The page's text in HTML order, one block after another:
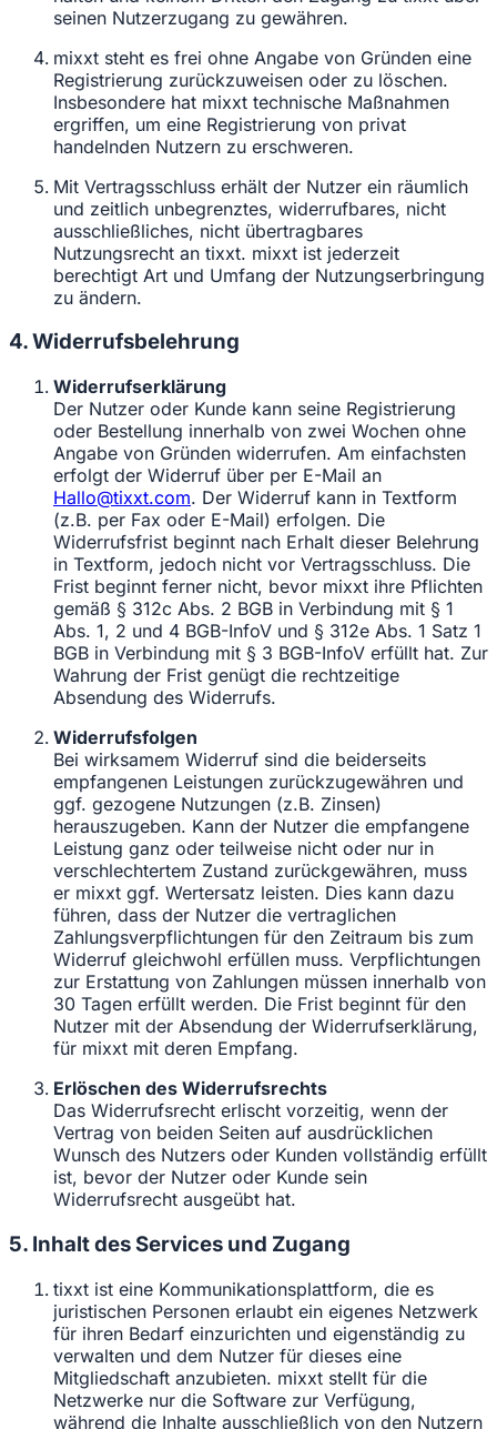
seinen Nutzerzugang zu gewähren.
mixxt steht es frei ohne Angabe von Gründen eine
Registrierung zurückzuweisen oder zu löschen.
Insbesondere hat mixxt technische Maßnahmen
ergriffen, um eine Registrierung von privat
handelnden Nutzern zu erschweren.
Mit Vertragsschluss erhält der Nutzer ein räumlich
und zeitlich unbegrenztes, widerrufbares, nicht
ausschließliches, nicht übertragbares
Nutzungsrecht an tixxt. mixxt ist jederzeit
berechtigt Art und Umfang der Nutzungserbringung
zu ändern.
4. Widerrufsbelehrung
Widerrufserklärung
Der Nutzer oder Kunde kann seine Registrierung
oder Bestellung innerhalb von zwei Wochen ohne
Angabe von Gründen widerrufen. Am einfachsten
erfolgt der Widerruf über per E-Mail an
Hallo@tixxt.com. Der Widerruf kann in Textform
(z.B. per Fax oder E-Mail) erfolgen. Die
Widerrufsfrist beginnt nach Erhalt dieser Belehrung
in Textform, jedoch nicht vor Vertragsschluss. Die
Frist beginnt ferner nicht, bevor mixxt ihre Pflichten
gemäß § 312c Abs. 2 BGB in Verbindung mit § 1
Abs. 1, 2 und 4 BGB-InfoV und § 312e Abs. 1 Satz 1
BGB in Verbindung mit § 3 BGB-InfoV erfüllt hat. Zur
Wahrung der Frist genügt die rechtzeitige
Absendung des Widerrufs.
Widerrufsfolgen
Bei wirksamem Widerruf sind die beiderseits
empfangenen Leistungen zurückzugewähren und
ggf. gezogene Nutzungen (z.B. Zinsen)
herauszugeben. Kann der Nutzer die empfangene
Leistung ganz oder teilweise nicht oder nur in
verschlechtertem Zustand zurückgewähren, muss
er mixxt ggf. Wertersatz leisten. Dies kann dazu
führen, dass der Nutzer die vertraglichen
Zahlungsverpflichtungen für den Zeitraum bis zum
Widerruf gleichwohl erfüllen muss. Verpflichtungen
zur Erstattung von Zahlungen müssen innerhalb von
30 Tagen erfüllt werden. Die Frist beginnt für den
Nutzer mit der Absendung der Widerrufserklärung,
für mixxt mit deren Empfang.
Erlöschen des Widerrufsrechts
Das Widerrufsrecht erlischt vorzeitig, wenn der
Vertrag von beiden Seiten auf ausdrücklichen
Wunsch des Nutzers oder Kunden vollständig erfüllt
ist, bevor der Nutzer oder Kunde sein
Widerrufsrecht ausgeübt hat.
5. Inhalt des Services und Zugang
tixxt ist eine Kommunikationsplattform, die es
juristischen Personen erlaubt ein eigenes Netzwerk
für ihren Bedarf einzurichten und eigenständig zu
verwalten und dem Nutzer für dieses eine
Mitgliedschaft anzubieten. mixxt stellt für die
Netzwerke nur die Software zur Verfügung,
während die Inhalte ausschließlich von den Nutzern